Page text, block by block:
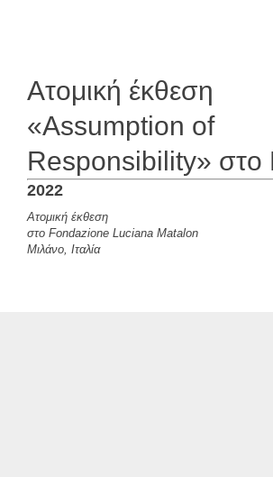
Ατομική έκθεση
«Assumption of
Responsibility» στο
2022
Ατομική έκθεση
στο Fondazione Luciana Matalon
Μιλάνο, Ιταλία